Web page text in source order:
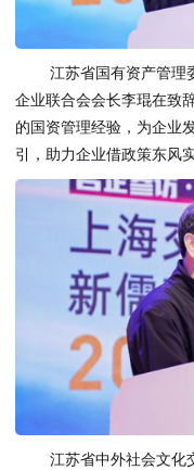
江苏省国有资产管理
企业联合会会长李琨在致
的国资管理经验，为企业
引，助力企业借政策东风
江苏省中外社会文化